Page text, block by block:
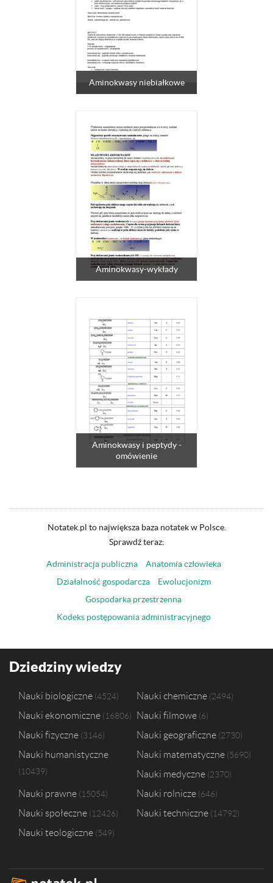
Aminokwasy niebiałkowe
Aminokwasy-wykłady
Aminokwasy i peptydy -
omówienie
Notatek.pl to największa baza notatek w Polsce.
Sprawdź teraz:
Administracja publiczna
Anatomia człowieka
Działalność gospodarcza
Ewolucjonizm
Gospodarka przestrzenna
Kodeks postępowania administracyjnego
Dziedziny wiedzy
Nauki biologiczne 4524 Nauki chemiczne 2494
Nauki ekonomiczne 16806 Nauki filmowe 6
Nauki fizyczne 3146 Nauki geograficzne 2730
Nauki humanistyczne
10439
Nauki matematyczne 5690
Nauki medyczne 2370
Nauki prawne 15054 Nauki rolnicze 646
Nauki społeczne 12426 Nauki techniczne 14792
Nauki teologiczne 549